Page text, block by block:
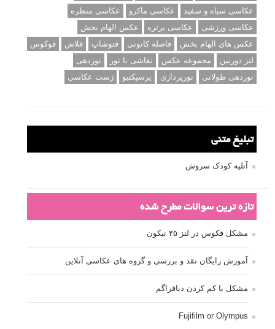
عکاسی سیاه و سفید
عکاسی ماکرو
عکاسی منظره
عکاسی ورزشی
عکاسی پرتره
عکس الهام بخش
عکس های الهام بخش
فاصله کانونی فتوشاپ فلاش
فوکوس
لنز دوربین
مجموعه عکس نقاشی با نور
نوردهی
نوردهی طولانی
نورپردازی پرسپکتیو ژست عکاسی
تبلیغ متنی
آتلیه کودک سروش
تازه ترین سوالات مطرح شده
مشکل فکوس در لنز ۳۵ نیکون
آموزش رایگان نقد و بررسی و گروه های عکاسی آنلاین
مشکل با کم کردن دیافراگم
Fujifilm or Olympus